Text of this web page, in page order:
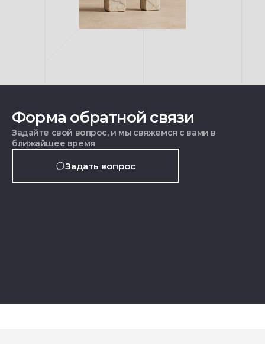
Форма обратной связи
Задайте свой вопрос, и мы свяжемся с вами в
ближайшее время
Задать вопрос